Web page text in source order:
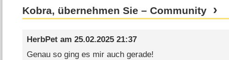
Kobra, übernehmen Sie – Community
HerbPetam 25.02.2025 21:37
Genau so ging es mir auch gerade!